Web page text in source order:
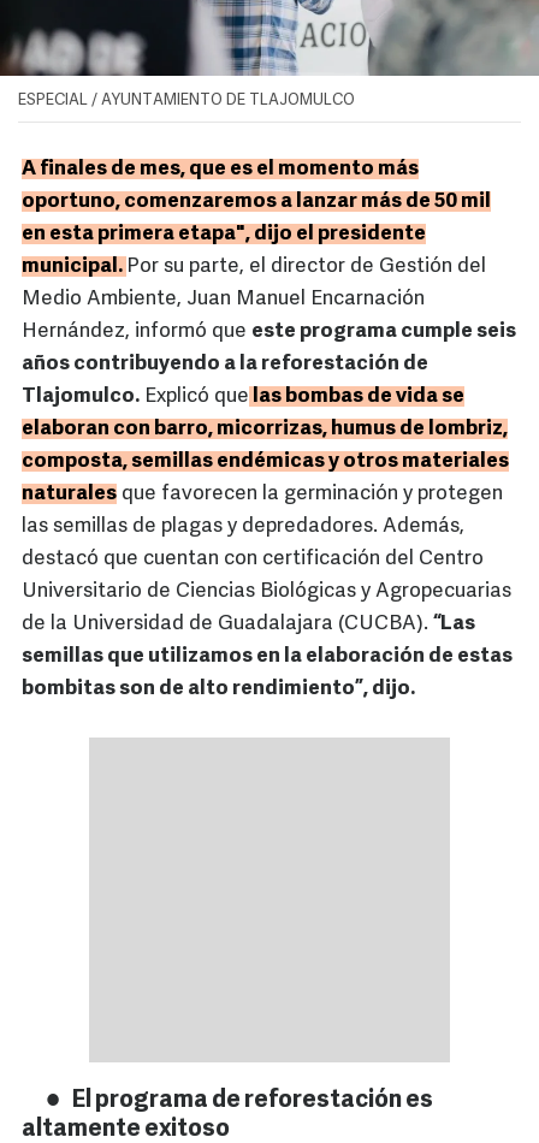
ESPECIAL / AYUNTAMIENTO DE TLAJOMULCO
A finales de mes, que es el momento más
oportuno, comenzaremos a lanzar más de 50 mil
en esta primera etapa", dijo el presidente
municipal. Por su parte, el director de Gestión del
Medio Ambiente, Juan Manuel Encarnación
Hernández, informó que este programa cumple seis
años contribuyendo a la reforestación de
Tlajomulco. Explicó que las bombas de vida se
elaboran con barro, micorrizas, humus de lombriz,
composta, semillas endémicas y otros materiales
naturales que favorecen la germinación y protegen
las semillas de plagas y depredadores. Además,
destacó que cuentan con certificación del Centro
Universitario de Ciencias Biológicas y Agropecuarias
de la Universidad de Guadalajara (CUCBA). “Las
semillas que utilizamos en la elaboración de estas
bombitas son de alto rendimiento”, dijo.
El programa de reforestación es
altamente exitoso